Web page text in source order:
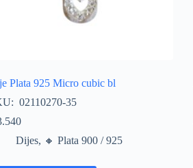
Plata 925 Micro cubic bl
02110270-35
Dijes, 🔸​ Plata 900 / 925